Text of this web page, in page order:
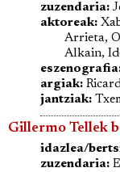
zuzendaria:
aktoreak:
Arrieta,
Alkain,
argiak:
jantziak:
Gillermo Tellek
idazlea/
zuzendaria: